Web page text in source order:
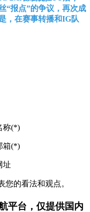
“报点”的争议，再次成
，在赛事转播和IG队
称(*)
箱(*)
址
的看法和观点。
平台，仅提供国内